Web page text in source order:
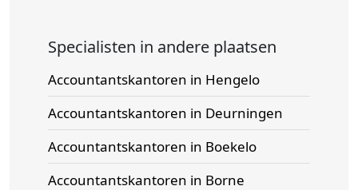
Specialisten in andere plaatsen
Accountantskantoren in Hengelo
Accountantskantoren in Deurningen
Accountantskantoren in Boekelo
Accountantskantoren in Borne